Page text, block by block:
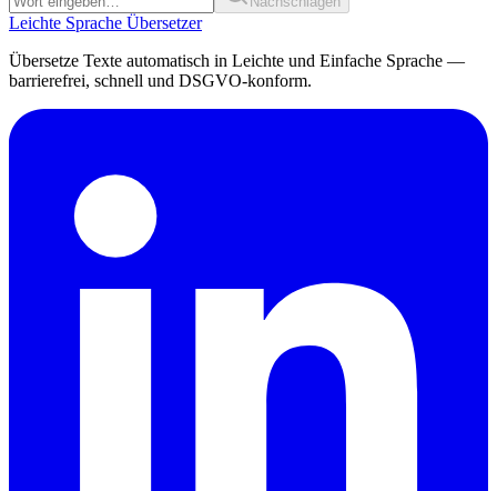
Leichte Sprache Übersetzer
Übersetze Texte automatisch in Leichte und Einfache Sprache —
barrierefrei, schnell und DSGVO-konform.